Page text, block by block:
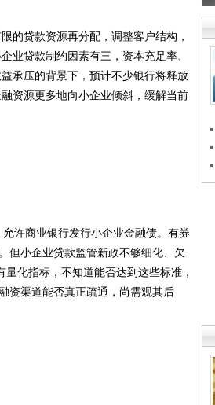
贷款资源再分配，调整客户结构，
业贷款制约因素有三，资本充足率、
承压的背景下，预计不少银行将释放
资源更多地向小企业倾斜，缓解当前
许商业银行发行小企业金融债。有券
但小企业贷款监管新政不够细化、欠
量化指标，不知道能否达到这些标准，
资渠道能否真正疏通，尚需观其后